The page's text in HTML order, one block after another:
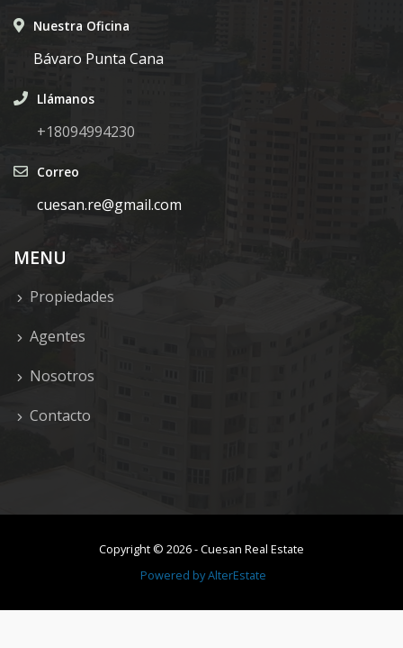
Nuestra Oficina
Bávaro Punta Cana
Llámanos
+18094994230
Correo
cuesan.re@gmail.com
MENU
Propiedades
Agentes
Nosotros
Contacto
Copyright © 2026-Cuesan Real Estate
Powered byAlterEstate